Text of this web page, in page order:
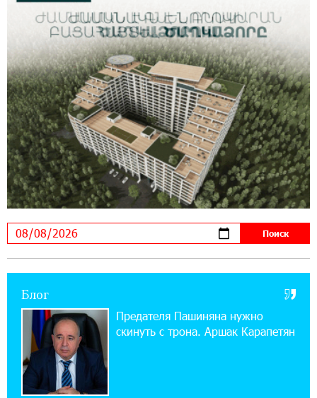
imID
21:09:13 31-07-2026
«Бесплатные бонусы в играх»: IDBank
предупреждает о кибератаках на школьников
11:21:15 31-07-2026
ЕАЭС со временем будет расширяться. Когда-
нибудь это поймёт и рядовой армянин, но
будет уже поздно
11:03:52 31-07-2026
Если Израиль использует тему Геноцида
армян против Эрдогана, то что для него
значит сам Геноцид?
10% годовых и оформление в мобильном
приложении
17:03:49 30-07-2026
Платформа Rate.Trading на Seaside Startup
Summit: IDBank представил инновационное
Блог
Предателя Пашиняна нужно
скинуть с трона. Аршак Карапетян